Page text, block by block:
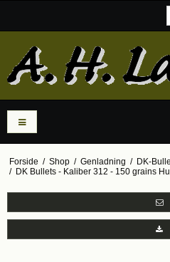
Forside / Shop / Genladning / DK-
/ DK Bullets - Kaliber 312 - 150 grains